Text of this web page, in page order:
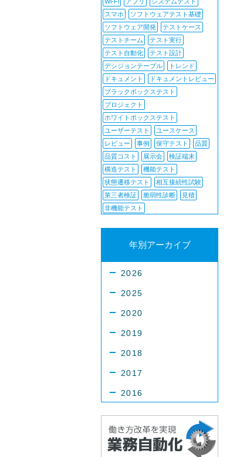
スマホ
ソフトウェアテスト基礎
ソフトウェア開発
テストケース
テストチーム
テスト実行
テスト自動化
テスト設計
デシジョンテーブル
トレンド
ドキュメント
ドキュメントレビュー
ブラックボックステスト
プロジェクト
ホワイトボックステスト
ユーザーテスト
ユースケース
レビュー
事例 保守テスト
品質
品質コスト
展示会
検証端末
構造テスト
機能テスト
状態遷移テスト
相互接続性試験
第三者検証
脆弱性診断
見積
非機能テスト
年別アーカイブ
2026
2025
2020
2019
2018
2017
2016